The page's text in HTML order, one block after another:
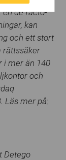
en de facto-
kan
och ett stort
rättssäker
i mer än 140
och
Läs mer på:
Detego
on